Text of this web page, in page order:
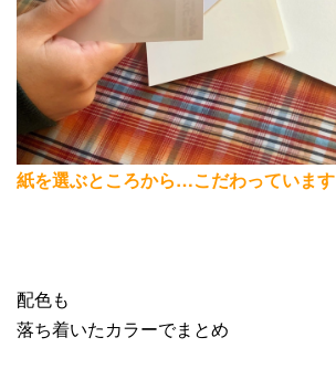
紙を選ぶところから…こだわっています
配色も
落ち着いたカラーでまとめ